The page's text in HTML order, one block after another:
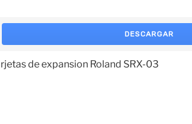
DESCARGAR
de expansion Roland SRX-03